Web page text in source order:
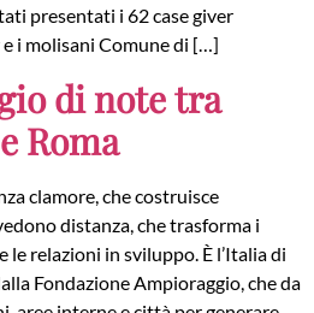
presentati i 62 case giver
i molisani Comune di […]
di note tra
Roma
clamore, che costruisce
distanza, che trasforma i
relazioni in sviluppo. È l’Italia di
Fondazione Ampioraggio, che da